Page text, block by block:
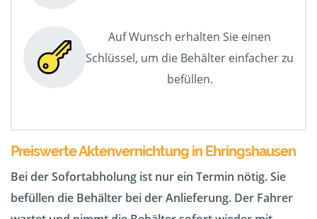
Auf Wunsch erhalten Sie einen
Schlüssel, um die Behälter einfacher zu
befüllen.
Preiswerte Aktenvernichtung in Ehringshausen
Bei der Sofortabholung ist nur ein Termin nötig. Sie
befüllen die Behälter bei der Anlieferung. Der Fahrer